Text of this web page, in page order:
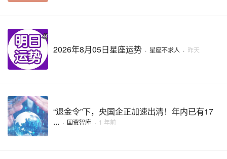
2026年8月05日星座运势 · 星座不求人 · 昨天
“退金令”下，央国企正加速出清！年内已有17
... · 国资智库 · 1 年前